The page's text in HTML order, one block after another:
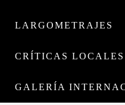
LARGOMETRAJES
CRÍTICAS LOCALES
GALERÍA